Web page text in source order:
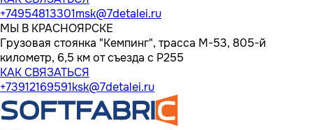
+74954813301msk@7detalei.ru
МЫ В КРАСНОЯРСКЕ
Грузовая стоянка "Кемпинг", трасса M-53, 805-й
километр, 6,5 км от съезда с Р255
КАК СВЯЗАТЬСЯ
+73912169591ksk@7detalei.ru